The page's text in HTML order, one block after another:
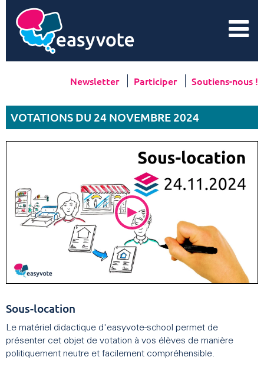
Newsletter Participer Soutiens-nous !
VOTATIONS DU 24 NOVEMBRE 2024
Sous-location
Le matériel didactique d'easyvote-school permet de
présenter cet objet de votation à vos élèves de manière
politiquement neutre et facilement compréhensible.